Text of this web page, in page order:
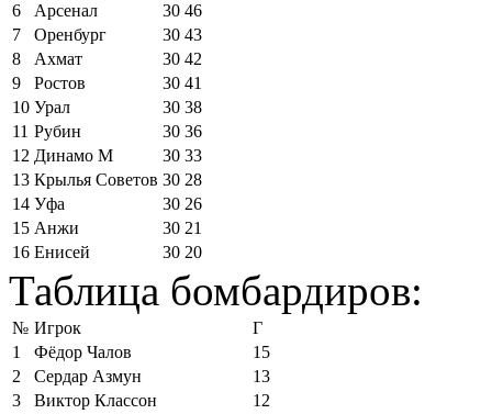
6
Арсенал 30 46
7
Оренбург 30 43
8
Ахмат 30 42
9
Ростов 30 41
10 Урал 30 38
11 Рубин 30 36
12 Динамо М 30 33
13 Крылья Советов 30 28
14 Уфа 30 26
15 Анжи 30 21
16 Енисей 30 20
Таблица бомбардиров:
№ Игрок
Г
1
Фёдор Чалов
15
2
Сердар Азмун
13
3
Виктор Классон
12